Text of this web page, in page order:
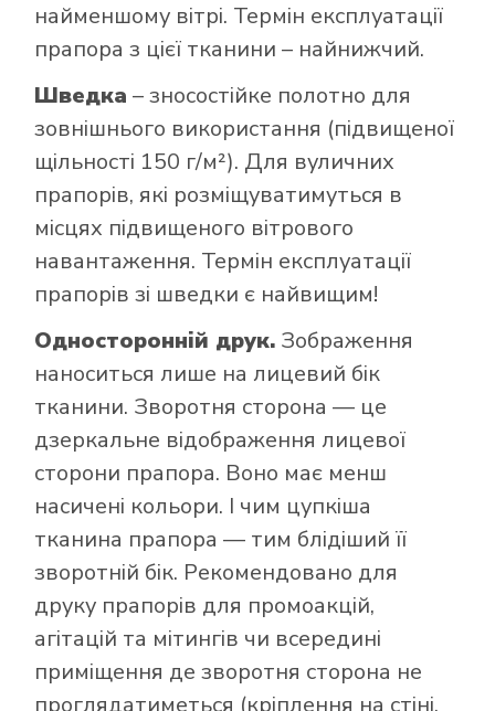
найменшому вітрі. Термін експлуатації
прапора з цієї тканини – найнижчий.
Шведка – зносостійке полотно для
зовнішнього використання (підвищеної
щільності 150 г/м²). Для вуличних
прапорів, які розміщуватимуться в
місцях підвищеного вітрового
навантаження. Термін експлуатації
прапорів зі шведки є найвищим!
Односторонній друк. Зображення
наноситься лише на лицевий бік
тканини. Зворотня сторона — це
дзеркальне відображення лицевої
сторони прапора. Воно має менш
насичені кольори. І чим цупкіша
тканина прапора — тим блідіший її
зворотній бік. Рекомендовано для
друку прапорів для промоакцій,
агітацій та мітингів чи всередині
приміщення де зворотня сторона не